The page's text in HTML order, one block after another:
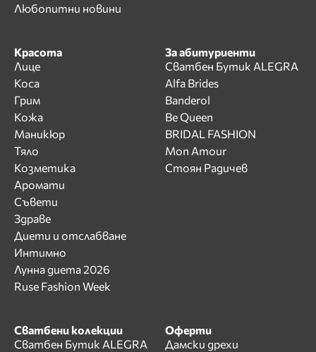
Любопитни новини
Красота
Лице
Коса
Грим
Кожа
Маникюр
Тяло
Козметика
Аромати
Съвети
Здраве
Диети и отслабване
Интимно
Лунна диета 2026
Ruse Fashion Week
За абитуриенти
Сватбен Бутик ALEGRA
Alfa Brides
Banderol
Be Queen
BRIDAL FASHION
Mon Amour
Стоян Радичев
Сватбени колекции
Сватбен Бутик ALEGRA
Оферти
Дамски дрехи